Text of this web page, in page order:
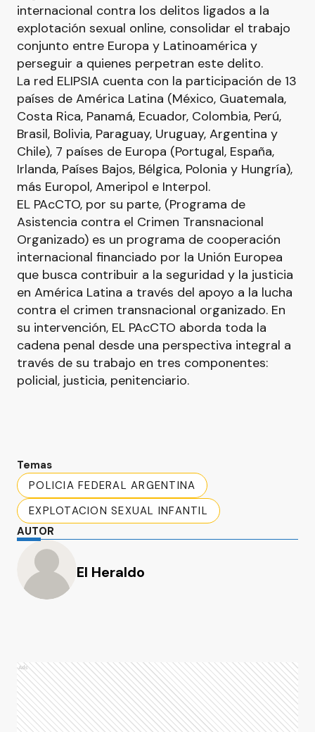
internacional contra los delitos ligados a la
explotación sexual online, consolidar el trabajo
conjunto entre Europa y Latinoamérica y
perseguir a quienes perpetran este delito.
La red ELIPSIA cuenta con la participación de 13
países de América Latina (México, Guatemala,
Costa Rica, Panamá, Ecuador, Colombia, Perú,
Brasil, Bolivia, Paraguay, Uruguay, Argentina y
Chile), 7 países de Europa (Portugal, España,
Irlanda, Países Bajos, Bélgica, Polonia y Hungría),
más Europol, Ameripol e Interpol.
EL PAcCTO, por su parte, (Programa de
Asistencia contra el Crimen Transnacional
Organizado) es un programa de cooperación
internacional financiado por la Unión Europea
que busca contribuir a la seguridad y la justicia
en América Latina a través del apoyo a la lucha
contra el crimen transnacional organizado. En
su intervención, EL PAcCTO aborda toda la
cadena penal desde una perspectiva integral a
través de su trabajo en tres componentes:
policial, justicia, penitenciario.
Temas
POLICIA FEDERAL ARGENTINA
EXPLOTACION SEXUAL INFANTIL
AUTOR
El Heraldo
Ads